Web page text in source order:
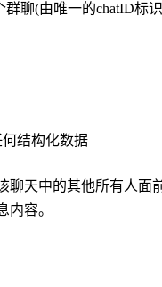
聊(由唯一的chatID标
结构化数据
聊天中的其他所有人面
容。